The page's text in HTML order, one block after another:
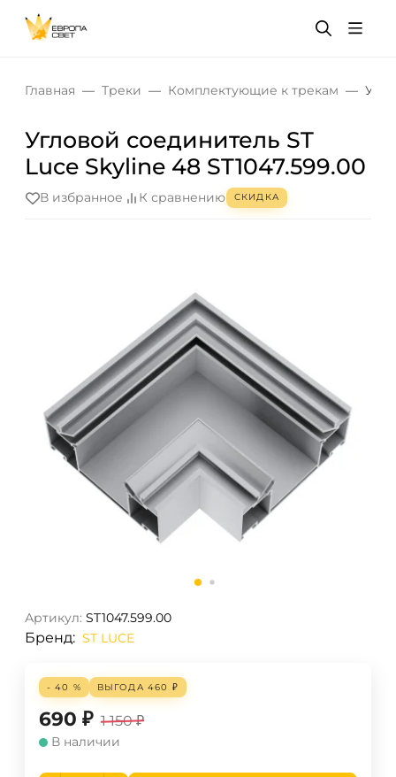
Главная Треки Комплектующие к трекам
Угловой соединитель ST
Luce Skyline 48 ST1047.599.00
В избранное К сравнению СКИДКА
Артикул: ST1047.599.00
Бренд: ST LUCE
- 40 % ВЫГОДА 460 ₽
690 ₽ 1 150 ₽
В наличии